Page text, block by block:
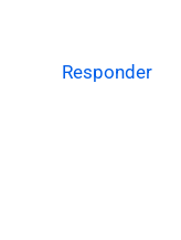
Responder